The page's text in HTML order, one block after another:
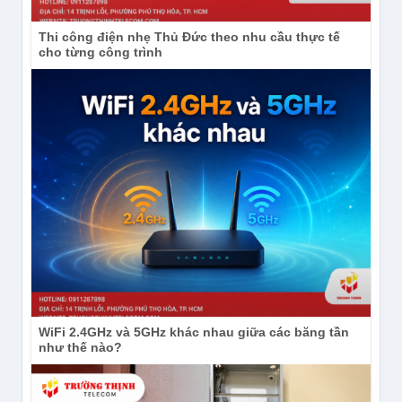
Thi công điện nhẹ Thủ Đức theo nhu cầu thực tế
cho từng công trình
WiFi 2.4GHz và 5GHz khác nhau giữa các băng tần
như thế nào?